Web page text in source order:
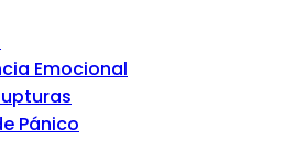
Emocional
Pánico